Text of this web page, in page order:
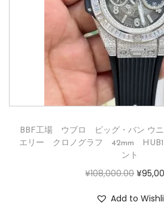
BBF工場 ウブロ ビッグ・バン ウ
エリー クロノグラフ 42mm
ント
¥108,000.00 ¥
Add to